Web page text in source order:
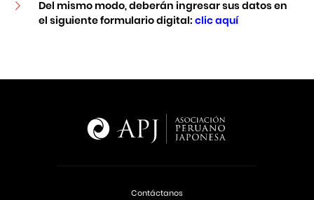
Del mismo modo, deberán ingresar sus datos en
el siguiente formulario digital: clic aquí
Contáctanos